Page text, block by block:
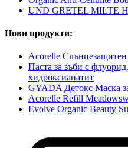
UND GRETEL MILTE
Нови продукти:
Acorelle
Паста за зъби с
хидроксиапатит
GYADA Детокс Маска
Acorelle Refill
Evolve Organic Beauty